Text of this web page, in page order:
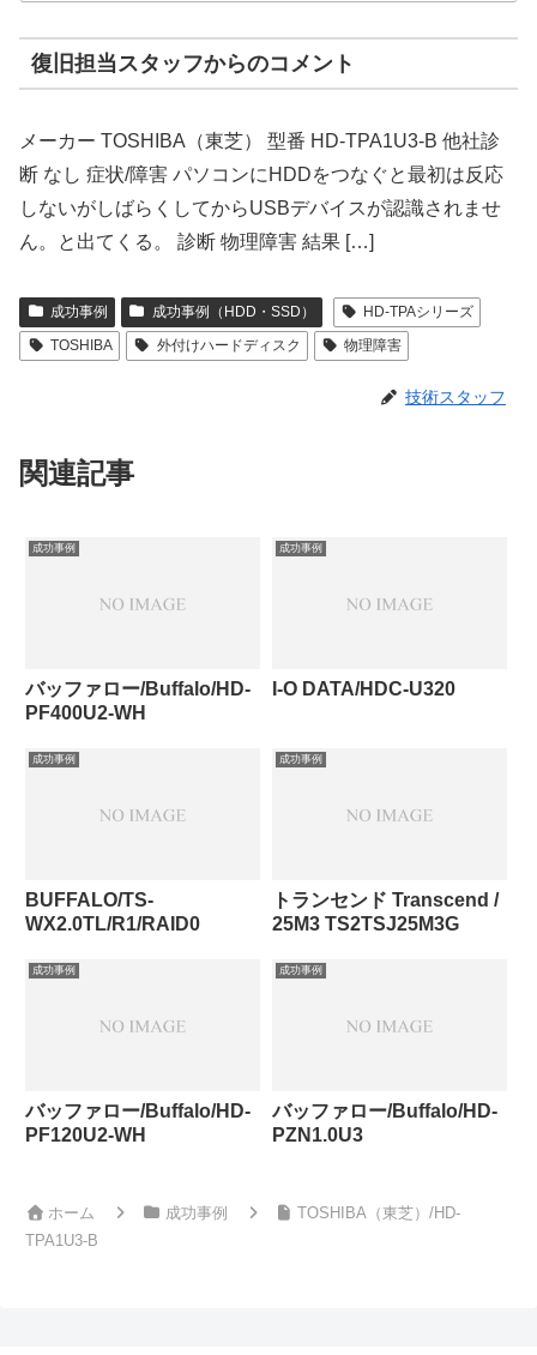
復旧担当スタッフからのコメント
メーカー TOSHIBA（東芝） 型番 HD-TPA1U3-B 他社診
断 なし 症状/障害 パソコンにHDDをつなぐと最初は反応
しないがしばらくしてからUSBデバイスが認識されませ
ん。と出てくる。 診断 物理障害 結果 […]
成功事例 成功事例（HDD・SSD）
HD-TPAシリーズ
TOSHIBA
外付けハードディスク 物理障害
技術スタッフ
関連記事
成功事例
バッファロー/Buffalo/HD-
PF400U2-WH
成功事例
I-O DATA/HDC-U320
成功事例
BUFFALO/TS-
WX2.0TL/R1/RAID0
成功事例
トランセンド Transcend /
25M3 TS2TSJ25M3G
成功事例
バッファロー/Buffalo/HD-
PF120U2-WH
成功事例
バッファロー/Buffalo/HD-
PZN1.0U3
ホーム 成功事例
TOSHIBA（東芝）/HD-
TPA1U3-B